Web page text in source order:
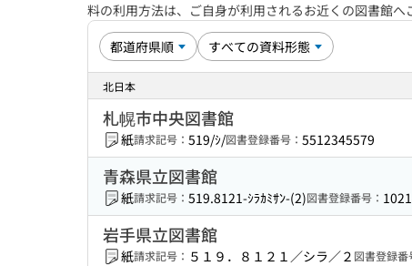
料の利用方法は、ご自身が利用されるお近くの図書館へ
北日本
札幌市中央図書館
紙請求記号： 519/ｼ/図書登録番号： 5512345579
青森県立図書館
紙請求記号： 519.8121-ｼﾗｶﾐｻﾝ-(2)図書登録番号：
岩手県立図書館
紙請求記号： ５１９．８１２１／シラ／２ 図書登録番